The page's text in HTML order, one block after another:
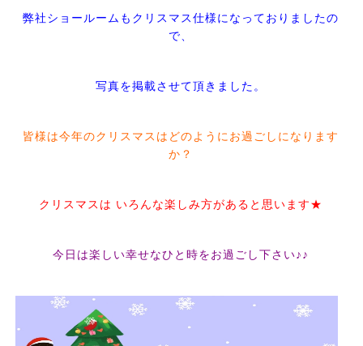
弊社ショールームもクリスマス仕様になっておりましたの
で、
写真を掲載させて頂きました。
皆様は今年のクリスマスはどのようにお過ごしになります
か？
クリスマスは いろんな楽しみ方があると思います★
今日は楽しい幸せなひと時をお過ごし下さい♪♪